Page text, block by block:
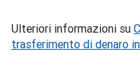
Ulteriori informazioni su
trasferimento di denaro